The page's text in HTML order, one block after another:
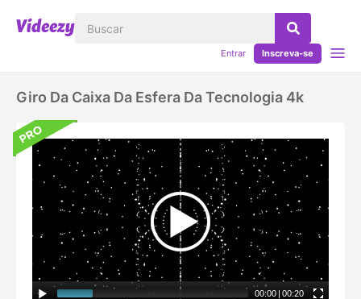
Entrar Inscreva-se
Giro Da Caixa Da Esfera Da Tecnologia 4k
00:00 | 00:20